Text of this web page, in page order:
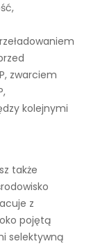
zwarciem
kolejnymi
także
z
pojętą
selektywną